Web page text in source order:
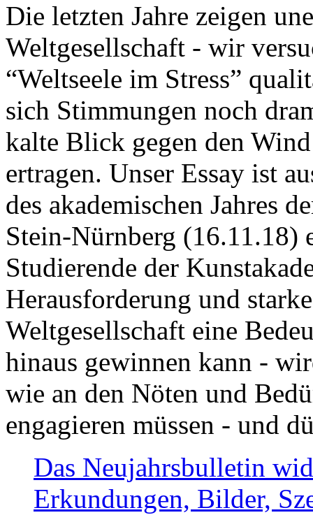
Die letzten Jahre zeigen
Weltgesellschaft - wir
“Weltseele im Stress”
sich Stimmungen noch
kalte Blick gegen den
ertragen. Unser Essay ist
des akademischen Jahres
Stein-Nürnberg (16.11.18)
Studierende der
Herausforderung und
Weltgesellschaft eine
hinaus gewinnen kann -
wie an den Nöten und
engagieren müssen - und
Das Neujahrsbulletin
Erkundungen, Bilder,